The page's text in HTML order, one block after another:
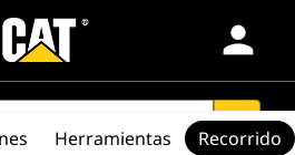
person
search
Herramientas Recorrido